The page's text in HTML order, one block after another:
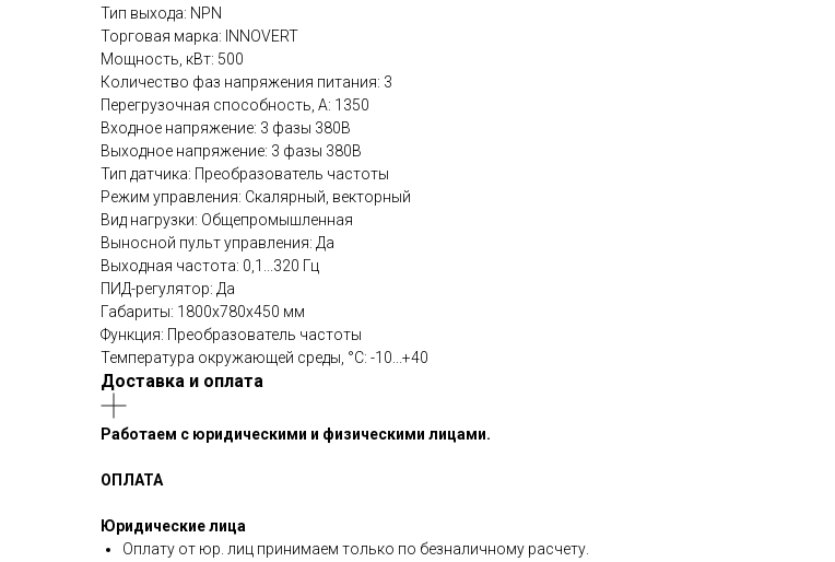
Тип выхода: NPN
Торговая марка: INNOVERT
Мощность, кВт: 500
Количество фаз напряжения питания: 3
Перегрузочная способность, А: 1350
Входное напряжение: 3 фазы 380В
Выходное напряжение: 3 фазы 380В
Тип датчика: Преобразователь частоты
Режим управления: Скалярный, векторный
Вид нагрузки: Общепромышленная
Выносной пульт управления: Да
Выходная частота: 0,1...320 Гц
ПИД-регулятор: Да
Габариты: 1800х780х450 мм
Функция: Преобразователь частоты
Температура окружающей среды, °C: -10...+40
Доставка и оплата
Работаем с юридическими и физическими лицами.
ОПЛАТА
Юридические лица
Оплату от юр. лиц принимаем только по безналичному расчету.